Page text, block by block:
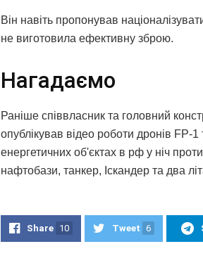
Він навіть пропонував
не виготовила ефективну зброю.
Нагадаємо
Раніше співвласник та головний
опублікував відео роботи дронів FP-
енергетичних об'єктах в рф у ніч
нафтобази, танкер, Іскандер та два
Share 10 Tweet 6